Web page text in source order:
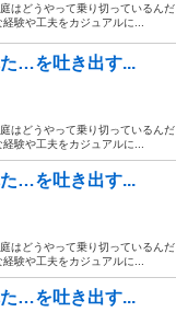
はどうやって乗り切っているんだ
験や工夫をカジュアルに...
た…を吐き出す...
はどうやって乗り切っているんだ
験や工夫をカジュアルに...
た…を吐き出す...
はどうやって乗り切っているんだ
験や工夫をカジュアルに...
た…を吐き出す...